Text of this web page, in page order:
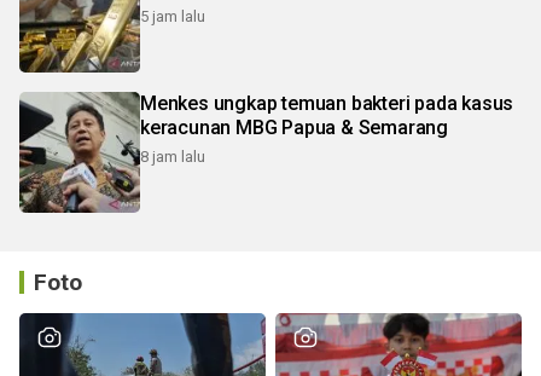
5 jam lalu
Menkes ungkap temuan bakteri pada kasus
keracunan MBG Papua & Semarang
8 jam lalu
Foto